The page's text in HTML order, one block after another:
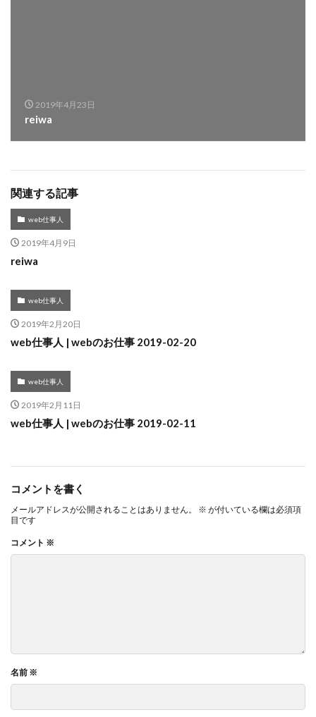
2019年4月23日
reiwa
関連する記事
web仕事人
2019年4月9日
reiwa
web仕事人
2019年2月20日
web仕事人 | webのお仕事 2019-02-20
web仕事人
2019年2月11日
web仕事人 | webのお仕事 2019-02-11
コメントを書く
メールアドレスが公開されることはありません。 ※ が付いている欄は必須項
目です
コメント ※
名前 ※